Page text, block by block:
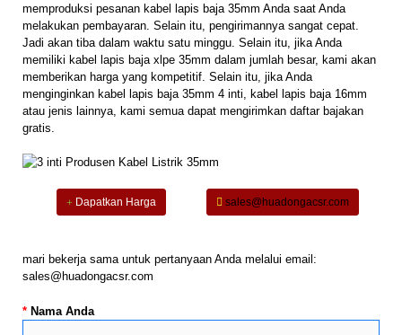
memproduksi pesanan kabel lapis baja 35mm Anda saat Anda
melakukan pembayaran. Selain itu, pengirimannya sangat cepat.
Jadi akan tiba dalam waktu satu minggu. Selain itu, jika Anda
memiliki kabel lapis baja xlpe 35mm dalam jumlah besar, kami akan
memberikan harga yang kompetitif. Selain itu, jika Anda
menginginkan kabel lapis baja 35mm 4 inti, kabel lapis baja 16mm
atau jenis lainnya, kami semua dapat mengirimkan daftar bajakan
gratis.
Dapatkan Harga sales@huadongacsr.com
mari bekerja sama untuk pertanyaan Anda melalui email:
sales@huadongacsr.com
* Nama Anda